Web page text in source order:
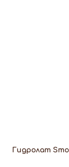
Гидролат